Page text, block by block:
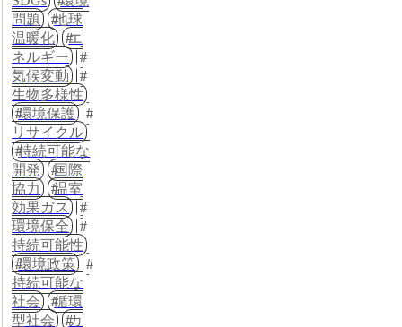
問題
地球
温暖化
エ
ネルギー
気候変動
生物多様性
環境保護
リサイクル
持続可能な
開発
国際
協力
温室
効果ガス
環境保全
持続可能性
環境政策
持続可能な
社会
循環
型社会
カ